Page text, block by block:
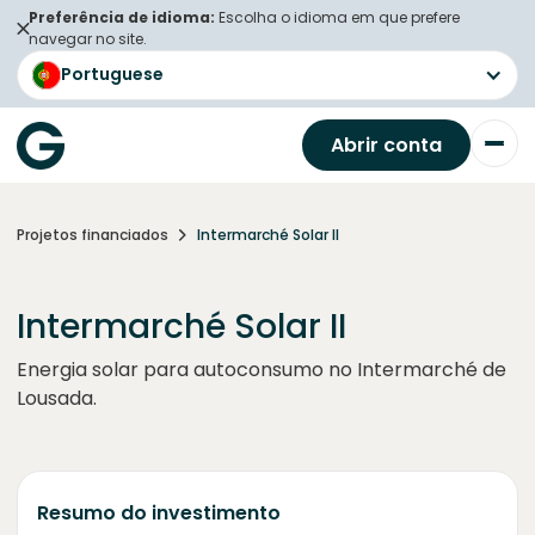
Preferência de idioma: Escolha o idioma em que prefere
navegar no site.
Portuguese
Abrir conta
Projetos financiados Intermarché Solar II
Intermarché Solar II
Energia solar para autoconsumo no Intermarché de
Lousada.
Resumo do investimento